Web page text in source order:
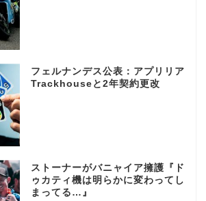
フェルナンデス公表：アプリリア
Trackhouseと2年契約更改
ストーナーがバニャイア擁護『ド
ゥカティ機は明らかに変わってし
まってる…』